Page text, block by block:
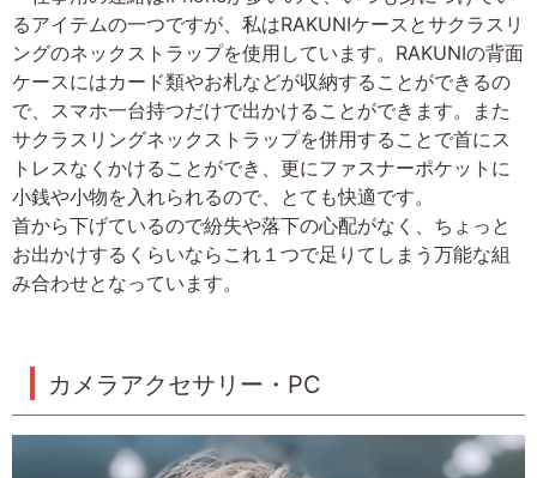
るアイテムの一つですが、私はRAKUNIケースとサクラスリ
ングのネックストラップを使用しています。RAKUNIの背面
ケースにはカード類やお札などが収納することができるの
で、スマホ一台持つだけで出かけることができます。また
サクラスリングネックストラップを併用することで首にス
トレスなくかけることができ、更にファスナーポケットに
小銭や小物を入れられるので、とても快適です。
首から下げているので紛失や落下の心配がなく、ちょっと
お出かけするくらいならこれ１つで足りてしまう万能な組
み合わせとなっています。
カメラアクセサリー・PC